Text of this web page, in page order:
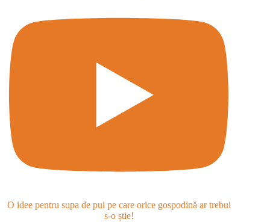
O idee pentru supa de pui pe care orice gospodină ar trebui
s-o știe!